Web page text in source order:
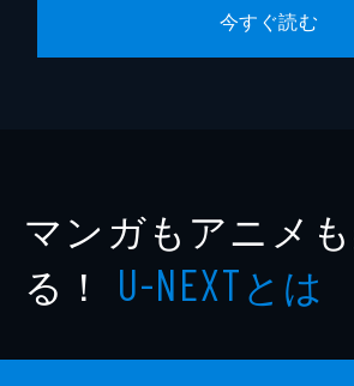
今すぐ読む
マンガもアニメ
る！ U-NEXTとは